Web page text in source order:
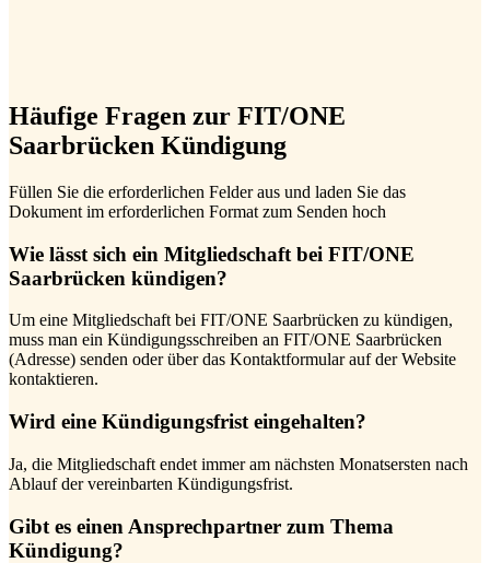
Häufige Fragen zur FIT/ONE
Saarbrücken Kündigung
Füllen Sie die erforderlichen Felder aus und laden Sie das
Dokument im erforderlichen Format zum Senden hoch
Wie lässt sich ein Mitgliedschaft bei FIT/ONE
Saarbrücken kündigen?
Um eine Mitgliedschaft bei FIT/ONE Saarbrücken zu kündigen,
muss man ein Kündigungsschreiben an FIT/ONE Saarbrücken
(Adresse) senden oder über das Kontaktformular auf der Website
kontaktieren.
Wird eine Kündigungsfrist eingehalten?
Ja, die Mitgliedschaft endet immer am nächsten Monatsersten nach
Ablauf der vereinbarten Kündigungsfrist.
Gibt es einen Ansprechpartner zum Thema
Kündigung?